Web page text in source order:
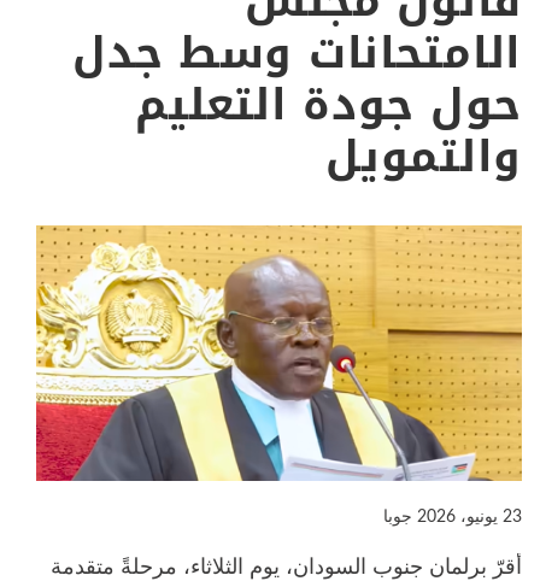
الامتحانات وسط جدل
حول جودة التعليم
والتمويل
23 يونيو، 2026 جوبا
أقرّ برلمان جنوب السودان، يوم الثلاثاء، مرحلةً متقدمة